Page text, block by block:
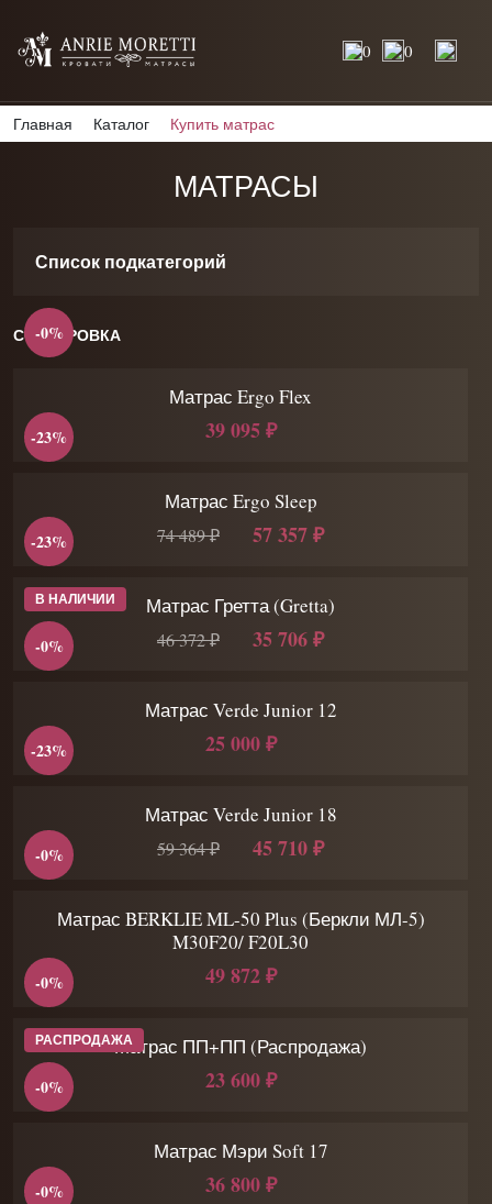
0 0
Главная Каталог Купить матрас
МАТРАСЫ
Список подкатегорий
СОРТИРОВКА
-0%
Матрас Ergo Flex
39 095 ₽
-23%
Матрас Ergo Sleep
74 489 ₽ 57 357 ₽
-23%
В НАЛИЧИИ Матрас Гретта (Gretta)
46 372 ₽ 35 706 ₽
-0%
Матрас Verde Junior 12
25 000 ₽
-23%
Матрас Verde Junior 18
59 364 ₽ 45 710 ₽
-0%
Матрас BERKLIE ML-50 Plus (Беркли МЛ-5)
M30F20/ F20L30
49 872 ₽
-0%
РАСПРОДАЖАМатрас ПП+ПП (Распродажа)
23 600 ₽
-0%
Матрас Мэри Soft 17
36 800 ₽
-0%